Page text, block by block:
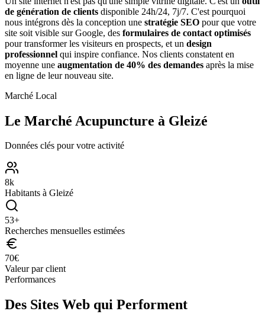
de génération de clients disponible 24h/24, 7j/7. C'est pourquoi
nous intégrons dès la conception une stratégie SEO pour que votre
site soit visible sur Google, des formulaires de contact optimisés
pour transformer les visiteurs en prospects, et un design
professionnel qui inspire confiance. Nos clients constatent en
moyenne une augmentation de 40% des demandes après la mise
en ligne de leur nouveau site.
Marché Local
Le Marché Acupuncture à Gleizé
Données clés pour votre activité
8k
Habitants à Gleizé
53+
Recherches mensuelles estimées
70€
Valeur par client
Performances
Des Sites Web qui Performent